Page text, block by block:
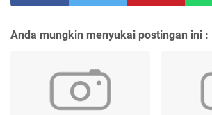
Anda mungkin menyukai postingan ini :